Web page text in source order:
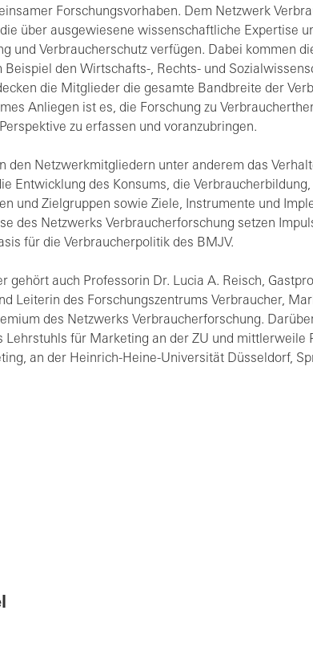
Forschungsvorhaben. Dem Netzwerk
über ausgewiesene wissenschaftliche Expertise
und Verbraucherschutz verfügen. Dabei kommen
Beispiel den Wirtschafts-, Rechts- und
die Mitglieder die gesamte Bandbreite der
Anliegen ist es, die Forschung zu
zu erfassen und voranzubringen.
den Netzwerkmitgliedern unter anderem das
Entwicklung des Konsums, die
und Zielgruppen sowie Ziele, Instrumente und
des Netzwerks Verbraucherforschung setzen
für die Verbraucherpolitik des BMJV.
gehört auch Professorin Dr. Lucia A. Reisch,
Leiterin des Forschungszentrums Verbraucher,
des Netzwerks Verbraucherforschung.
Lehrstuhls für Marketing an der ZU und
an der Heinrich-Heine-Universität Düsseldorf,